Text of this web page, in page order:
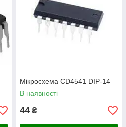
Мікросхема СD4541 DIP-14
В наявності
44 ₴